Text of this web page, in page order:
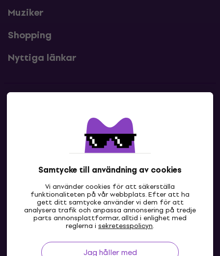
Samtycke till användning av cookies
Vi använder cookies för att säkerställa
funktionaliteten på vår webbplats. Efter att ha
gett ditt samtycke använder vi dem för att
analysera trafik och anpassa annonsering på tredje
parts annonsplattformar, alltid i enlighet med
reglerna i sekretesspolicyn.
Jag håller med
Muziker
Shopping
Nyttiga länkar
Kontakta oss
SE